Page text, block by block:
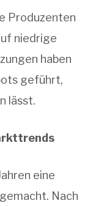
Produzenten
niedrige
haben
geführt,
lässt.
eine
Nach